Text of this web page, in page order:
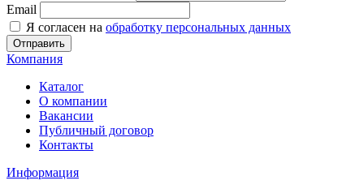
Email
Я согласен на обработку персональных данных
Отправить
Компания
Каталог
О компании
Вакансии
Публичный договор
Контакты
Информация